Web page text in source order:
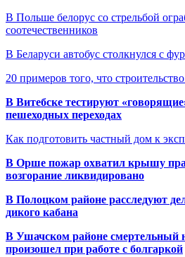
В Польше белорус со стрельбой
соотечественников
В Беларуси автобус столкнулся с
20 примеров того, что
В Витебске тестируют
пешеходных переходах
Как подготовить частный дом к
В Орше пожар охватил крышу
возгорание ликвидировано
В Полоцком районе расследуют
дикого кабана
В Ушачском районе смертельный
произошел при работе с болгаркой